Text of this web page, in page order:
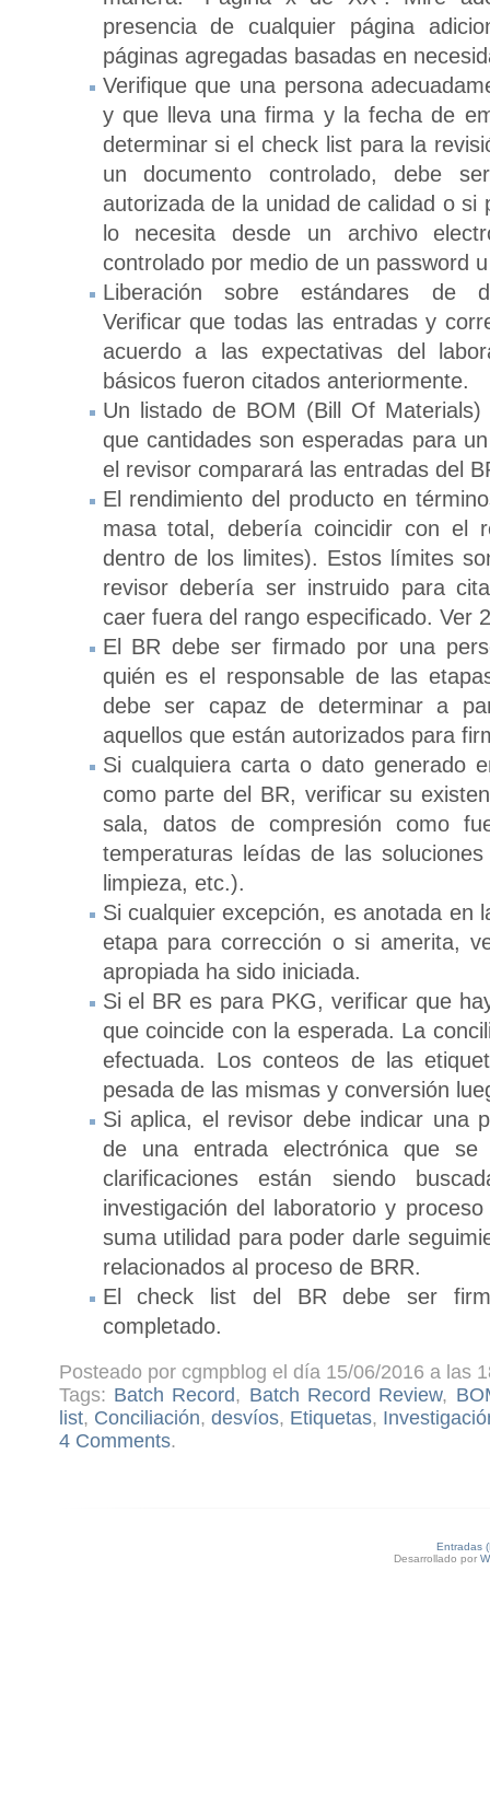
presencia de cualquier página
páginas agregadas basadas en
Verifique que una persona
y que lleva una firma y la fecha de
determinar si el check list para la
un documento controlado, debe
autorizada de la unidad de calidad o
lo necesita desde un archivo
controlado por medio de un password
Liberación sobre estándares de
Verificar que todas las entradas y
acuerdo a las expectativas del
básicos fueron citados anteriormente.
Un listado de BOM (Bill Of
que cantidades son esperadas para
el revisor comparará las entradas del
El rendimiento del producto en
masa total, debería coincidir con el
dentro de los limites). Estos límites
revisor debería ser instruido para
caer fuera del rango especificado. Ver
El BR debe ser firmado por una
quién es el responsable de las
debe ser capaz de determinar a
aquellos que están autorizados para
Si cualquiera carta o dato generado
como parte del BR, verificar su
sala, datos de compresión como
temperaturas leídas de las
limpieza, etc.).
Si cualquier excepción, es anotada en
etapa para corrección o si amerita,
apropiada ha sido iniciada.
Si el BR es para PKG, verificar que
que coincide con la esperada. La
efectuada. Los conteos de las
pesada de las mismas y conversión
Si aplica, el revisor debe indicar una
de una entrada electrónica que se
clarificaciones están siendo
investigación del laboratorio y
suma utilidad para poder darle
relacionados al proceso de BRR.
El check list del BR debe ser
completado.
Posteado por cgmpblog el día 15/06/2016 a las
Tags: Batch Record, Batch Record Review,
list, Conciliación, desvíos, Etiquetas,
4 Comments.
Entradas
Desarrollado por